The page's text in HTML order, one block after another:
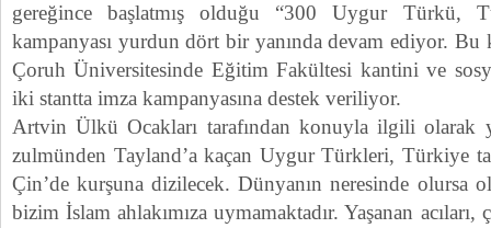
gereğince başlatmış olduğu “300 Uygur Türkü,
kampanyası yurdun dört bir yanında devam ediyor.
Çoruh Üniversitesinde Eğitim Fakültesi kantini ve
iki stantta imza kampanyasına destek veriliyor.
Artvin Ülkü Ocakları tarafından konuyla ilgili olarak
zulmünden Tayland’a kaçan Uygur Türkleri, Türkiye
Çin’de kurşuna dizilecek. Dünyanın neresinde olursa
bizim İslam ahlakımıza uymamaktadır. Yaşanan